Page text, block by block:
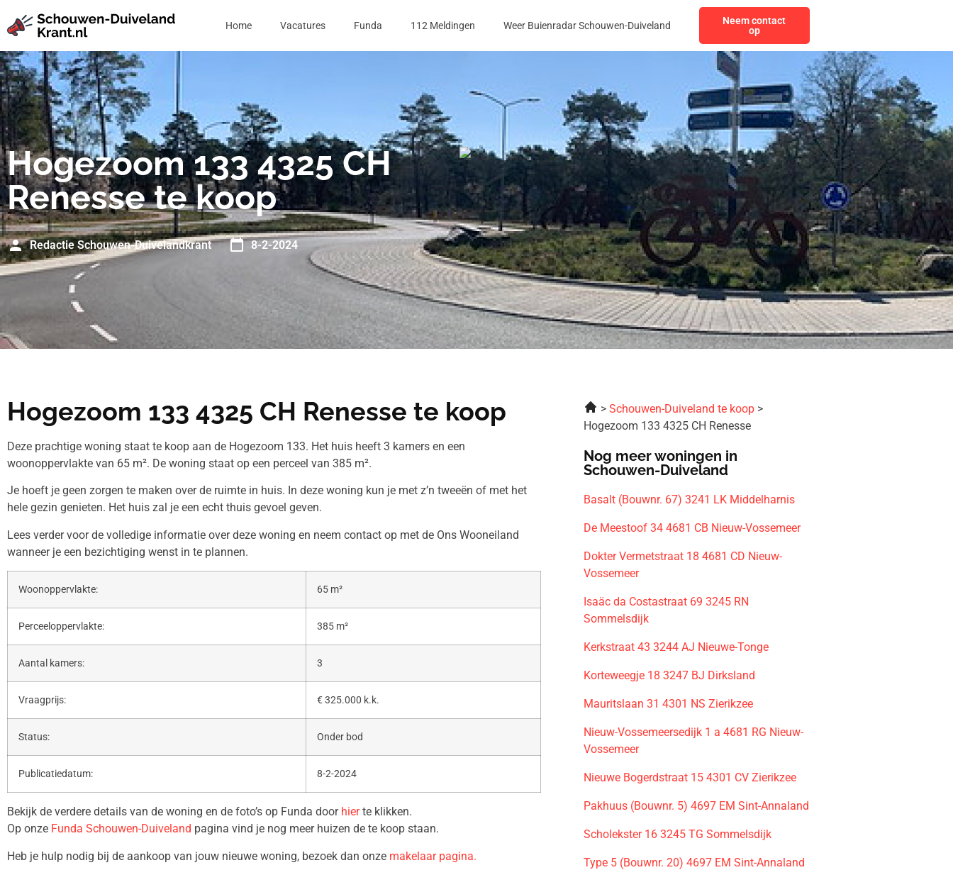
Home Vacatures Funda 112 Meldingen Weer Buienradar Schouwen-Duiveland
Neem contact
op
Hogezoom 133 4325 CH
Renesse te koop
Redactie Schouwen-Duivelandkrant 8-2-2024
Hogezoom 133 4325 CH Renesse te koop
Deze prachtige woning staat te koop aan de Hogezoom 133. Het huis heeft 3 kamers en een
woonoppervlakte van 65 m². De woning staat op een perceel van 385 m².
Je hoeft je geen zorgen te maken over de ruimte in huis. In deze woning kun je met z’n tweeën of met het
hele gezin genieten. Het huis zal je een echt thuis gevoel geven.
Lees verder voor de volledige informatie over deze woning en neem contact op met de Ons Wooneiland
wanneer je een bezichtiging wenst in te plannen.
Woonoppervlakte: 65 m²
Perceeloppervlakte: 385 m²
Aantal kamers: 3
Vraagprijs: € 325.000 k.k.
Status: Onder bod
Publicatiedatum: 8-2-2024
Bekijk de verdere details van de woning en de foto’s op Funda door hierte klikken.
Op onze Funda Schouwen-Duiveland pagina vind je nog meer huizen de te koop staan.
Heb je hulp nodig bij de aankoop van jouw nieuwe woning, bezoek dan onze makelaar pagina.
Schouwen-Duiveland te koop
Hogezoom 133 4325 CH Renesse
Nog meer woningen in
Schouwen-Duiveland
Basalt (Bouwnr. 67) 3241 LK Middelharnis
De Meestoof 34 4681 CB Nieuw-Vossemeer
Dokter Vermetstraat 18 4681 CD Nieuw-
Vossemeer
Isaäc da Costastraat 69 3245 RN
Sommelsdijk
Kerkstraat 43 3244 AJ Nieuwe-Tonge
Korteweegje 18 3247 BJ Dirksland
Mauritslaan 31 4301 NS Zierikzee
Nieuw-Vossemeersedijk 1 a 4681 RG Nieuw-
Vossemeer
Nieuwe Bogerdstraat 15 4301 CV Zierikzee
Pakhuus (Bouwnr. 5) 4697 EM Sint-Annaland
Scholekster 16 3245 TG Sommelsdijk
Type 5 (Bouwnr. 20) 4697 EM Sint-Annaland